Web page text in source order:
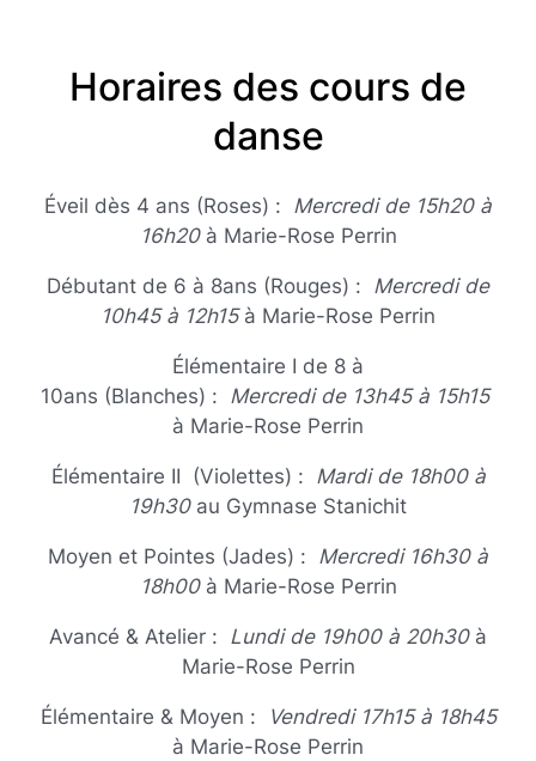
Horaires des cours de
danse
Éveil dès 4 ans (Roses) : Mercredi de 15h20 à
16h20à Marie-Rose Perrin
Débutant de 6 à 8ans (Rouges) : Mercredi de
10h45 à 12h15à Marie-Rose Perrin
Élémentaire I de 8 à
10ans (Blanches) : Mercredi de 13h45 à 15h15
à Marie-Rose Perrin
Élémentaire II (Violettes) : Mardi de 18h00 à
19h30au Gymnase Stanichit
Moyen et Pointes (Jades) : Mercredi 16h30 à
18h00à Marie-Rose Perrin
Avancé & Atelier : Lundi de 19h00 à 20h30à
Marie-Rose Perrin
Élémentaire & Moyen :
Vendredi 17h15 à 18h45
à Marie-Rose Perrin